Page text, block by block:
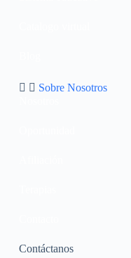
Sobre Nosotros
Contáctanos